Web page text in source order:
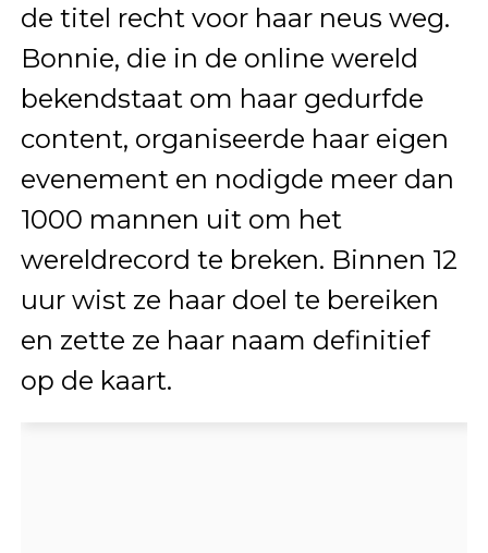
de titel recht voor haar neus weg.
Bonnie, die in de online wereld
bekendstaat om haar gedurfde
content, organiseerde haar eigen
evenement en nodigde meer dan
1000 mannen uit om het
wereldrecord te breken. Binnen 12
uur wist ze haar doel te bereiken
en zette ze haar naam definitief
op de kaart.